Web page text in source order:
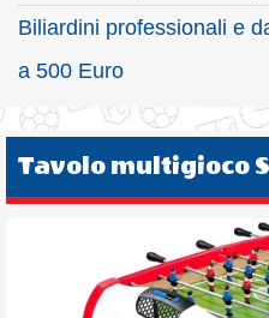
Biliardini professionali e
a 500 Euro
Tavolo multigioco